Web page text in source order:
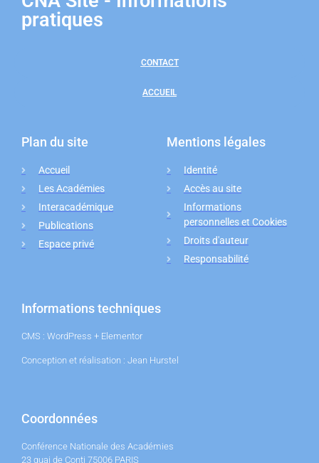
pratiques
CONTACT
ACCUEIL
Plan du site
Accueil
Les Académies
Interacadémique
Publications
Espace privé
Mentions légales
Identité
Accès au site
Informations
personnelles et Cookies
Droits d'auteur
Responsabilité
Informations techniques
CMS : WordPress + Elementor
Conception et réalisation : Jean Hurstel
Coordonnées
Conférence Nationale des Académies
23 quai de Conti 75006 PARIS